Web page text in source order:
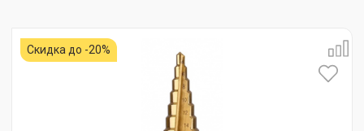
Скидка до -20%